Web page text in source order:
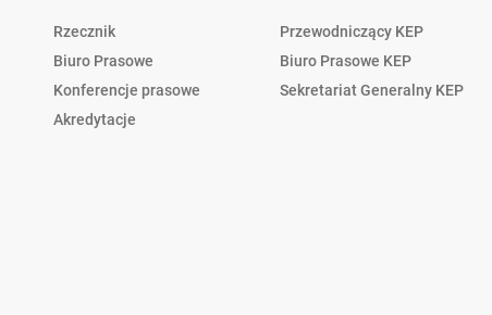
Rzecznik
Biuro Prasowe
Konferencje prasowe
Akredytacje
Przewodniczący KEP
Biuro Prasowe KEP
Sekretariat Generalny KEP